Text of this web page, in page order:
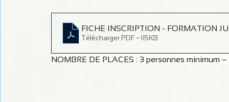
FICHE INSCRIPTION - FORMATION
Télécharger PDF • 115KB
NOMBRE DE PLACES : 3 personnes minimum